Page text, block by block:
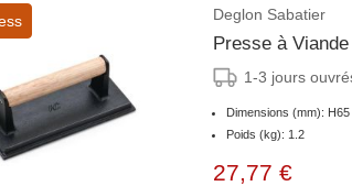
Deglon Sabatier
Presse à
1-3 jours
Dimensions (mm):
Poids (kg): 1.2
27,77 €